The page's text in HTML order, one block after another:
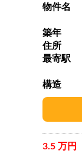
物件名
築年
住所
最寄駅
構造
3.5 万円